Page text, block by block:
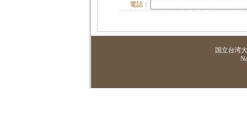
電話：
国立台湾